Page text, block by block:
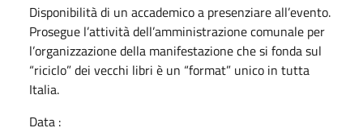
Disponibilità di un accademico a presenziare all’evento.
Prosegue l’attività dell’amministrazione comunale per
l’organizzazione della manifestazione che si fonda sul
“riciclo” dei vecchi libri è un “format” unico in tutta
Italia.
Data :